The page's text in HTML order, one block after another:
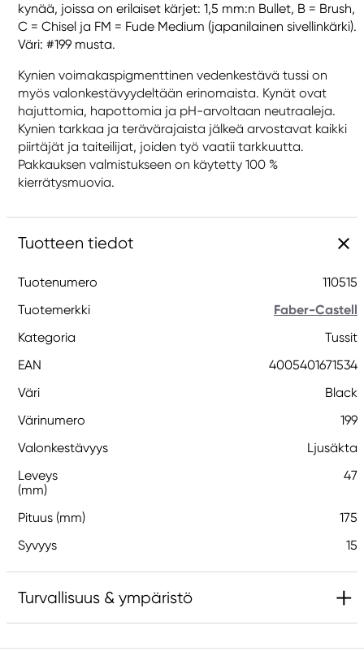
kynää, joissa on erilaiset kärjet: 1,5 mm:n Bullet, B = Brush,
C = Chisel ja FM = Fude Medium (japanilainen sivellinkärki).
Väri: #199 musta.
Kynien voimakaspigmenttinen vedenkestävä tussi on
myös valonkestävyydeltään erinomaista. Kynät ovat
hajuttomia, hapottomia ja pH-arvoltaan neutraaleja.
Kynien tarkkaa ja terävärajaista jälkeä arvostavat kaikki
piirtäjät ja taiteilijat, joiden työ vaatii tarkkuutta.
Pakkauksen valmistukseen on käytetty 100 %
kierrätysmuovia.
Tuotteen tiedot
Tuotenumero
110515
Tuotemerkki
Faber-Castell
Kategoria
Tussit
EAN
4005401671534
Väri
Black
Värinumero
199
Valonkestävyys
Ljusäkta
Leveys
(mm)
47
Pituus (mm)
175
Syvyys
15
Turvallisuus & ympäristö
Vastuullinen EU